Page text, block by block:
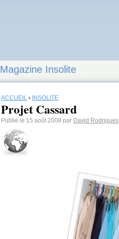
Magazine Insolite
ACCUEIL › INSOLITE
Projet Cassard
Publié le 15 août 2008 par David Rodrigues